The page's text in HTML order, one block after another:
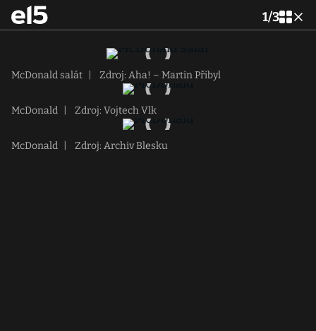
1/3
McDonald salát Zdroj: Aha! – Martin Přibyl
McDonald Zdroj: Vojtech Vlk
McDonald Zdroj: Archiv Blesku